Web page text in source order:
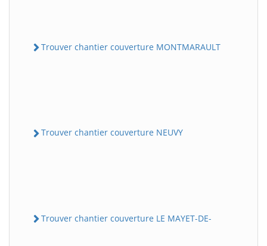
Trouver chantier couverture MONTMARAULT
Trouver chantier couverture NEUVY
Trouver chantier couverture LE MAYET-DE-